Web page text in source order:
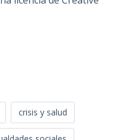
crisis y salud